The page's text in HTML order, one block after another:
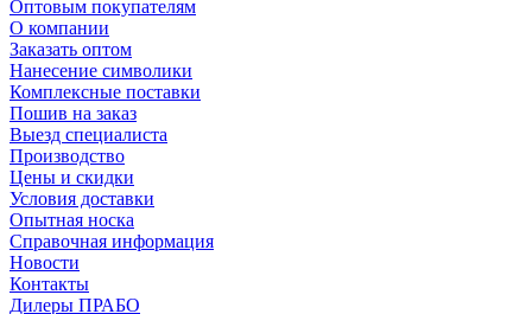
Оптовым покупателям
О компании
Заказать оптом
Нанесение символики
Комплексные поставки
Пошив на заказ
Выезд специалиста
Производство
Цены и скидки
Условия доставки
Опытная носка
Справочная информация
Новости
Контакты
Дилеры ПРАБО